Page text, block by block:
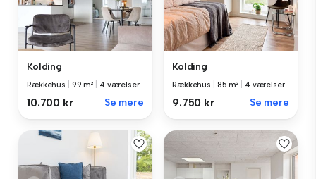
Kolding
Rækkehus 99 m² 4 værelser
10.700 kr Se mere
Kolding
Rækkehus 85 m² 4 værelser
9.750 kr Se mere